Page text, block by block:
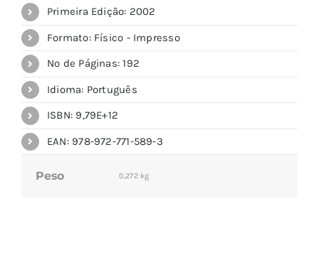
Primeira Edição: 2002
Formato: Físico - Impresso
Nº de Páginas: 192
Idioma: Português
ISBN: 9,79E+12
EAN: 978-972-771-589-3
Peso 0,272 kg